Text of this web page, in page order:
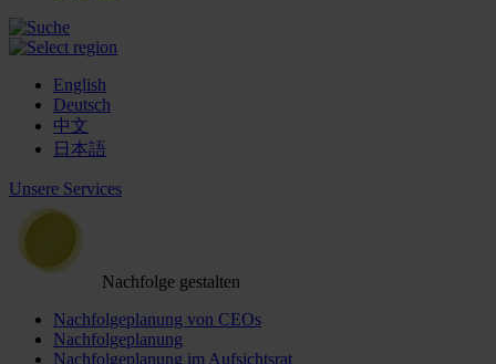
English
Deutsch
中文
日本語
Unsere Services
Nachfolge gestalten
Nachfolgeplanung von CEOs
Nachfolgeplanung
Nachfolgeplanung im Aufsichtsrat